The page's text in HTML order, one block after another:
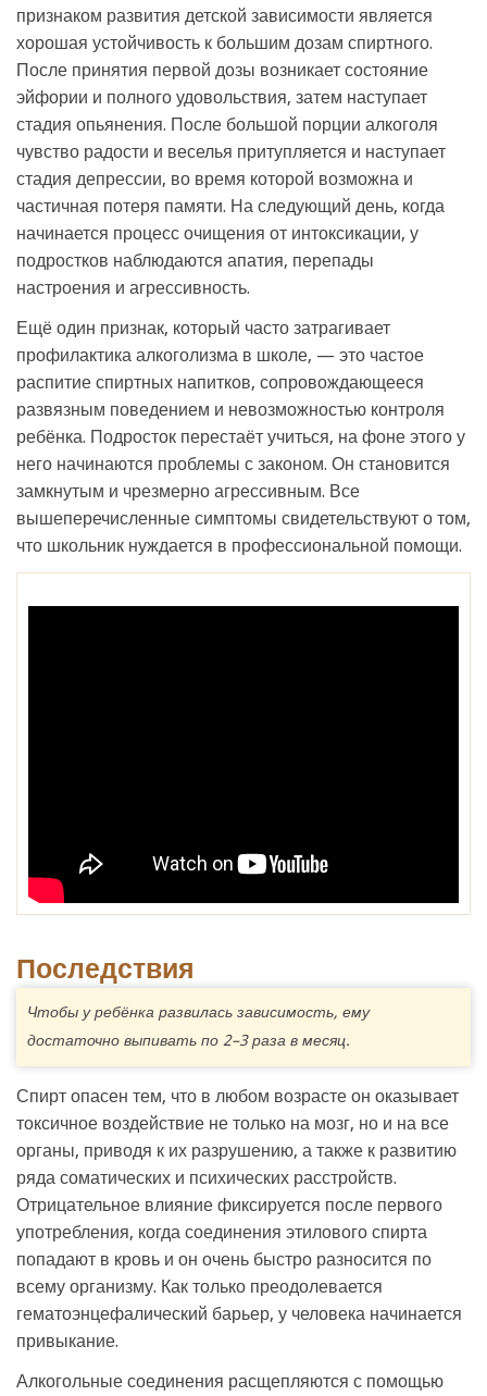
признаком развития детской зависимости является
хорошая устойчивость к большим дозам спиртного.
После принятия первой дозы возникает состояние
эйфории и полного удовольствия, затем наступает
стадия опьянения. После большой порции алкоголя
чувство радости и веселья притупляется и наступает
стадия депрессии, во время которой возможна и
частичная потеря памяти. На следующий день, когда
начинается процесс очищения от интоксикации, у
подростков наблюдаются апатия, перепады
настроения и агрессивность.
Ещё один признак, который часто затрагивает
профилактика алкоголизма в школе, — это частое
распитие спиртных напитков, сопровождающееся
развязным поведением и невозможностью контроля
ребёнка. Подросток перестаёт учиться, на фоне этого у
него начинаются проблемы с законом. Он становится
замкнутым и чрезмерно агрессивным. Все
вышеперечисленные симптомы свидетельствуют о том,
что школьник нуждается в профессиональной помощи.
Последствия
Чтобы у ребёнка развилась зависимость, ему
достаточно выпивать по 2–3 раза в месяц.
Спирт опасен тем, что в любом возрасте он оказывает
токсичное воздействие не только на мозг, но и на все
органы, приводя к их разрушению, а также к развитию
ряда соматических и психических расстройств.
Отрицательное влияние фиксируется после первого
употребления, когда соединения этилового спирта
попадают в кровь и он очень быстро разносится по
всему организму. Как только преодолевается
гематоэнцефалический барьер, у человека начинается
привыкание.
Алкогольные соединения расщепляются с помощью